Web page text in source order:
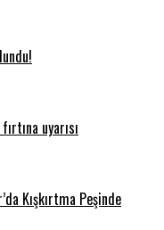
uyarısı
Kışkırtma Peşinde